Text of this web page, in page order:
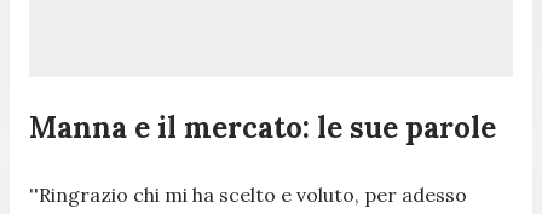
Manna e il mercato: le sue parole
''Ringrazio chi mi ha scelto e voluto, per adesso